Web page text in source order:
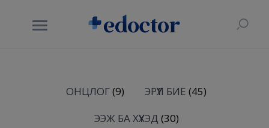
ОНЦЛОГ(9) ЭРҮҮЛ БИЕ (45)
ЭЭЖ БА ХҮҮХЭД (30)